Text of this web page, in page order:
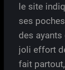
le site
ses
des ayants
joli effort
fait